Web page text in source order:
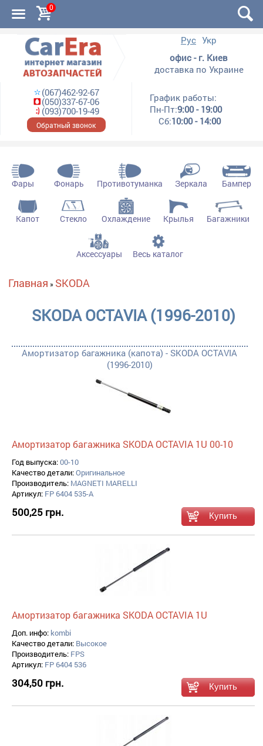
0
Рус Укр
офис - г. Киев
доставка по Украине
(067)462-92-67
(050)337-67-06
(093)700-19-49
Обратный звонок
График работы:
Пн-Пт:9:00 - 19:00
Сб:10:00 - 14:00
Фары Фонарь Противотуманка Зеркала Бампер
Капот Стекло Охлаждение Крылья Багажники
Аксессуары Весь каталог
Вы здесь
Главная » SKODA
SKODA OCTAVIA (1996-2010)
Амортизатор багажника (капота) - SKODA OCTAVIA
(1996-2010)
Амортизатор багажника SKODA OCTAVIA 1U 00-10
Год выпуска:00-10
Качество детали:Оригинальное
Производитель: MAGNETI MARELLI
Артикул: FP 6404 535-A
500,25 грн.
Амортизатор багажника SKODA OCTAVIA 1U
Доп. инфо: kombi
Качество детали: Высокое
Производитель: FPS
Артикул: FP 6404 536
304,50 грн.